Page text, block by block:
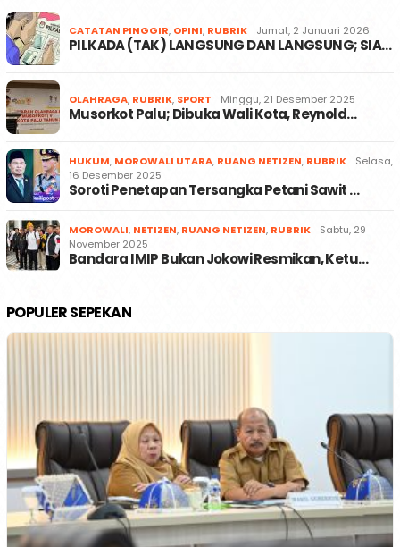
CATATAN PINGGIR, OPINI, RUBRIK Jumat, 2 Januari 2026
PILKADA (TAK) LANGSUNG DAN LANGSUNG; SIA…
OLAHRAGA, RUBRIK, SPORT Minggu, 21 Desember 2025
Musorkot Palu; Dibuka Wali Kota, Reynold…
HUKUM, MOROWALI UTARA, RUANG NETIZEN, RUBRIK
Selasa,
16 Desember 2025
Soroti Penetapan Tersangka Petani Sawit …
MOROWALI, NETIZEN, RUANG NETIZEN, RUBRIK
Sabtu, 29
November 2025
Bandara IMIP Bukan Jokowi Resmikan, Ketu…
POPULER SEPEKAN